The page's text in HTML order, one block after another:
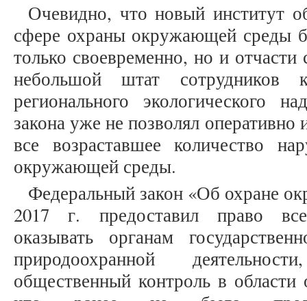
Очевидно, что новый институт
сфере охраны окружающей среды
только своевременно, но и
небольшой штат сотрудников
регионального экологического
закона уже не позволял оперативно
все возраставшее количество
окружающей среды.
Федеральный закон «Об охране
2017 г. предоставил право
оказывать органам
природоохранной
общественный контроль в